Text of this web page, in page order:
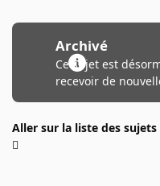
Archivé
Ce sujet est
recevoir de
Aller sur la liste des sujets